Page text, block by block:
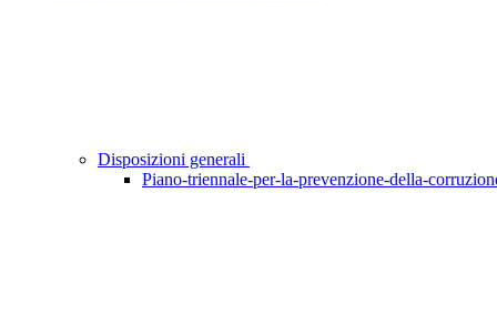
Disposizioni generali
Piano-triennale-per-la-prevenzione-della-